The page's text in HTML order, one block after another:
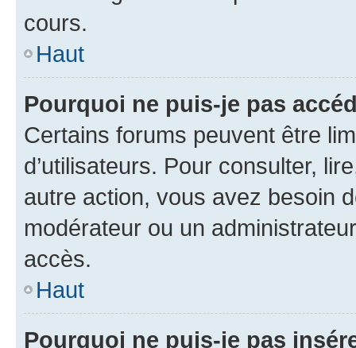
cours.
Haut
Pourquoi ne puis-je pas
Certains forums peuvent être
d’utilisateurs. Pour consulter,
autre action, vous avez besoin
modérateur ou un
accès.
Haut
Pourquoi ne puis-je pas